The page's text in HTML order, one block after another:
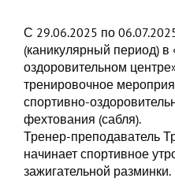
С 29.06.2025 по
(каникулярный период) в
оздоровительном
тренировочное
спортивно-
фехтования (сабля).
Тренер-преподаватель
начинает спортивное
зажигательной разминки.